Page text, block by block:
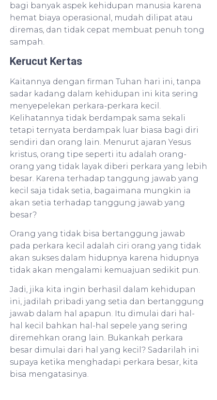
bagi banyak aspek kehidupan manusia karena
hemat biaya operasional, mudah dilipat atau
diremas, dan tidak cepat membuat penuh tong
sampah.
Kerucut Kertas
Kaitannya dengan firman Tuhan hari ini, tanpa
sadar kadang dalam kehidupan ini kita sering
menyepelekan perkara-perkara kecil.
Kelihatannya tidak berdampak sama sekali
tetapi ternyata berdampak luar biasa bagi diri
sendiri dan orang lain. Menurut ajaran Yesus
kristus, orang tipe seperti itu adalah orang-
orang yang tidak layak diberi perkara yang lebih
besar. Karena terhadap tanggung jawab yang
kecil saja tidak setia, bagaimana mungkin ia
akan setia terhadap tanggung jawab yang
besar?
Orang yang tidak bisa bertanggung jawab
pada perkara kecil adalah ciri orang yang tidak
akan sukses dalam hidupnya karena hidupnya
tidak akan mengalami kemuajuan sedikit pun.
Jadi, jika kita ingin berhasil dalam kehidupan
ini, jadilah pribadi yang setia dan bertanggung
jawab dalam hal apapun. Itu dimulai dari hal-
hal kecil bahkan hal-hal sepele yang sering
diremehkan orang lain. Bukankah perkara
besar dimulai dari hal yang kecil? Sadarilah ini
supaya ketika menghadapi perkara besar, kita
bisa mengatasinya.